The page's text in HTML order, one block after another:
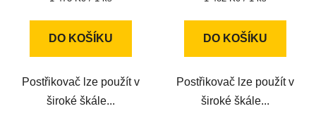
DO KOŠÍKU
Postřikovač lze použít v
široké škále...
DO KOŠÍKU
Postřikovač lze použít v
široké škále...